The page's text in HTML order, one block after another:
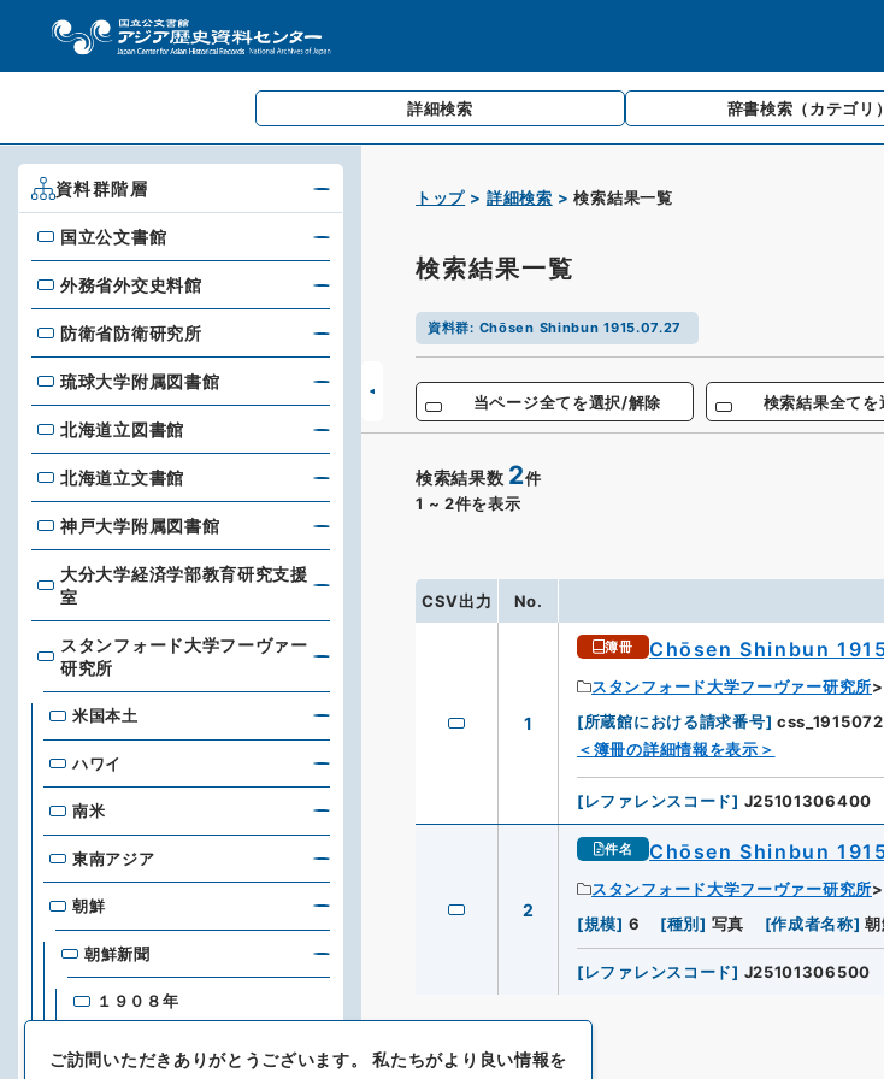
詳細検索 辞書検索 （カテゴリ）
トップ 詳細検索 検索結果一覧
検索結果一覧
資料群: Chōsen Shinbun 1915.07.27
当ページ全てを選択/解除 検索結果全てを
検索結果数 2件
1 ~ 2件を表示
CSV出力 No.
1
簿冊 Chōsen Shinbun
スタンフォード大学フーヴァー研究所
[所蔵館における請求番号]
＜簿冊の詳細情報を表示＞
[レファレンスコード] J25101306400
2
件名 Chōsen Shinbun
スタンフォード大学フーヴァー研究所
[規模] 6 [種別] 写真 [作成者名称] 朝
[レファレンスコード] J25101306500
資料群階層
国立公文書館
国立公文書館
外務省外交史料館
外務省外交史料館
防衛省防衛研究所
防衛省防衛研究所
琉球大学附属図書館
琉球大学附属図書館
北海道立図書館
北海道立図書館
北海道立文書館
北海道立文書館
神戸大学附属図書館
神戸大学附属図書館
大分大学経済学部教育研究支援室
大分大学経済学部教育研究支援
室
スタンフォード大学フーヴァー研究所
スタンフォード大学フーヴァー
研究所
米国本土
ハワイ
南米
東南アジア
朝鮮
朝鮮新聞
１９０８年
１９０９年
ご訪問いただきありがとうございます。私たちがより良い情報を